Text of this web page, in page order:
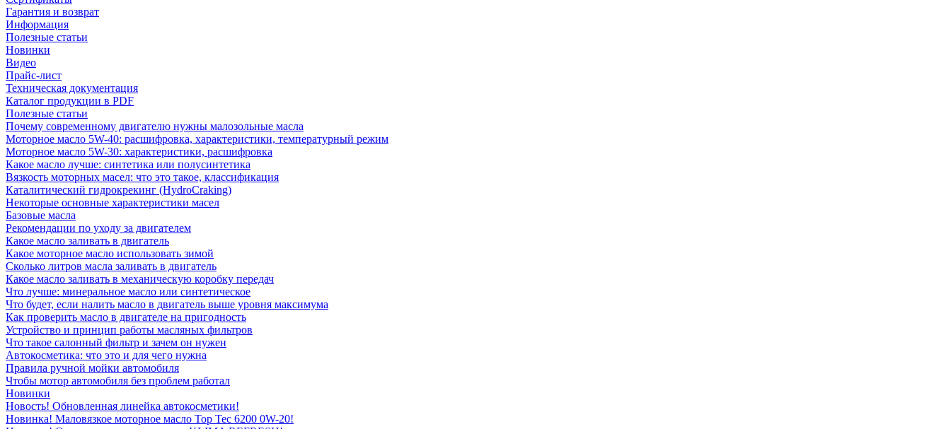
Гарантия и возврат
Информация
Полезные статьи
Новинки
Видео
Прайс-лист
Техническая документация
Каталог продукции в PDF
Полезные статьи
Почему современному двигателю нужны малозольные масла
Моторное масло 5W-40: расшифровка, характеристики, температурный режим
Моторное масло 5W-30: характеристики, расшифровка
Какое масло лучше: синтетика или полусинтетика
Вязкость моторных масел: что это такое, классификация
Каталитический гидрокрекинг (НydroСraking)
Некоторые основные характеристики масел
Базовые масла
Рекомендации по уходу за двигателем
Какое масло заливать в двигатель
Какое моторное масло использовать зимой
Сколько литров масла заливать в двигатель
Какое масло заливать в механическую коробку передач
Что лучше: минеральное масло или синтетическое
Что будет, если налить масло в двигатель выше уровня максимума
Как проверить масло в двигателе на пригодность
Устройство и принцип работы масляных фильтров
Что такое салонный фильтр и зачем он нужен
Автокосметика: что это и для чего нужна
Правила ручной мойки автомобиля
Чтобы мотор автомобиля без проблем работал
Новинки
Новость! Обновленная линейка автокосметики!
Новинка! Маловязкое моторное масло Top Tec 6200 0W-20!